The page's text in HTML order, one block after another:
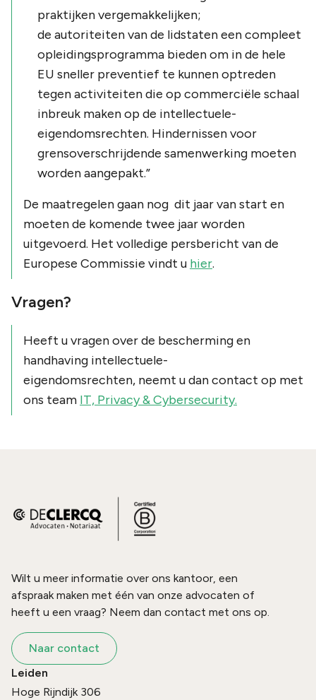
praktijken vergemakkelijken;
de autoriteiten van de lidstaten een compleet
opleidingsprogramma bieden om in de hele
EU sneller preventief te kunnen optreden
tegen activiteiten die op commerciële schaal
inbreuk maken op de intellectuele-
eigendomsrechten. Hindernissen voor
grensoverschrijdende samenwerking moeten
worden aangepakt.”
De maatregelen gaan nog dit jaar van start en
moeten de komende twee jaar worden
uitgevoerd. Het volledige persbericht van de
Europese Commissie vindt u hier.
Vragen?
Heeft u vragen over de bescherming en
handhaving intellectuele-
eigendomsrechten, neemt u dan contact op met
ons team IT, Privacy & Cybersecurity.
Wilt u meer informatie over ons kantoor, een
afspraak maken met één van onze advocaten of
heeft u een vraag? Neem dan contact met ons op.
Naar contact
Leiden
Hoge Rijndijk 306